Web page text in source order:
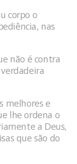
corpo o
nas
não é contra
melhores e
lhe ordena o
a Deus,
que são do